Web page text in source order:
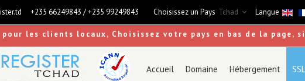
+235 66249843 / +235 99249843 Choisissez un Pays Tchad Langue
pour les clients locaux, Choisissez votre pays en bas de la
Accueil Domaine Hébergement SSL